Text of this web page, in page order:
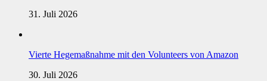
31. Juli 2026
Vierte Hegemaßnahme mit den Volunteers von Amazon
30. Juli 2026